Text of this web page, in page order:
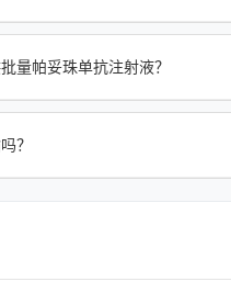
量帕妥珠单抗注射液？
？